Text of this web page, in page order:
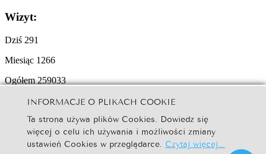
Wizyt:
Dziś 291
Miesiąc 1266
Ogółem259033
© 2025 Copyright by Studia Ełckie:Creative Commons BY-NC-ND
W naszym serwisie internetowym są wykorzystywane pliki
INFORMACJE O PLIKACH COOKIE
Ta strona używa plików Cookies. Dowiedz się
więcej o celu ich używania i możliwości zmiany
ustawień Cookies w przeglądarce. Czytaj więcej...